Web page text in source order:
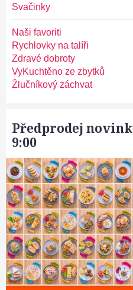
Svačinky
Naši favoriti
Rychlovky na talíři
Zdravé dobroty
VyKuchtěno ze zbytků
Žlučníkový záchvat
Předprodej
9:00